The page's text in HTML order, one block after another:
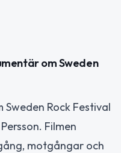
om Sweden
Rock Festival
Filmen
motgångar och